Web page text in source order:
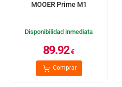
MOOER Prime M1
Disponibilidad inmediata
89.92€
Comprar